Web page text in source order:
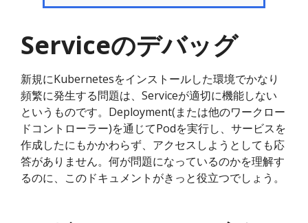
Serviceのデバッグ
新規にKubernetesをインストールした環境でかなり
頻繁に発生する問題は、Serviceが適切に機能しない
というものです。Deployment(または他のワークロー
ドコントローラー)を通じてPodを実行し、サービスを
作成したにもかかわらず、アクセスしようとしても応
答がありません。何が問題になっているのかを理解す
るのに、このドキュメントがきっと役立つでしょう。